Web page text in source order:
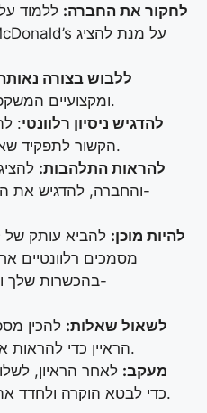
לחקור את החברה: ללמוד
ללבוש בצורה
ומקצועיים המשקפים את דמות החברה.
להדגיש ניסיון רלוונטי:
הקשור לתפקיד שאתה מגיש בקשה עליו.
להראות התלהבות:
והחברה, להדגיש את
להיות מוכן: להביא עותק של
מסמכים רלוונטיים
בהכשרות שלך
לשאול שאלות: להכין
הראיין כדי להראות את העניין והעסיין שלך.
מעקב: לאחר הראיון,
כדי לבטא הוקרה ולחדד את העניין שלך בתפקיד.